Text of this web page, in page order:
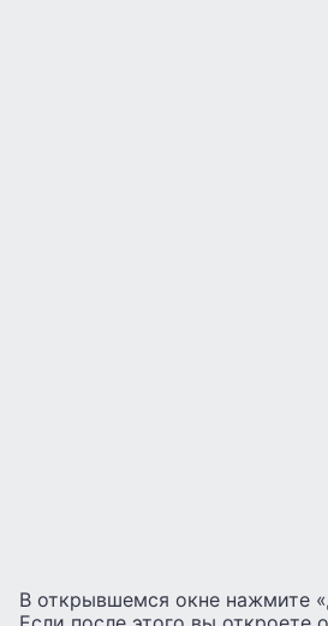
В открывшемся окне нажмите